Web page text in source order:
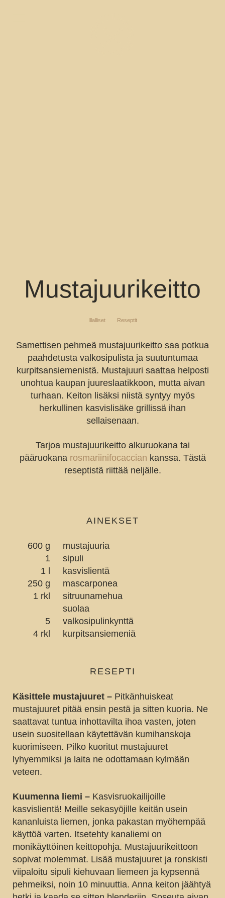
Mustajuuri­keitto
Illalliset Reseptit
Samettisen pehmeä mustajuurikeitto saa potkua
paahdetusta valkosipulista ja suutuntumaa
kurpitsansiemenistä. Mustajuuri saattaa helposti
unohtua kaupan juureslaatikkoon, mutta aivan
turhaan. Keiton lisäksi niistä syntyy myös
herkullinen kasvislisäke grillissä ihan
sellaisenaan.
Tarjoa mustajuurikeitto alkuruokana tai
pääruokana rosmariinifocaccian kanssa. Tästä
reseptistä riittää neljälle.
AINEKSET
600 g
mustajuuria
1
sipuli
1 l
kasvislientä
250 g
mascarponea
1 rkl
sitruunamehua
suolaa
5
valkosipulinkynttä
4 rkl
kurpitsansiemeniä
RESEPTI
Käsittele mustajuuret – Pitkänhuiskeat
mustajuuret pitää ensin pestä ja sitten kuoria. Ne
saattavat tuntua inhottavilta ihoa vasten, joten
usein suositellaan käytettävän kumihanskoja
kuorimiseen. Pilko kuoritut mustajuuret
lyhyemmiksi ja laita ne odottamaan kylmään
veteen.
Kuumenna liemi – Kasvisruokailijoille
kasvislientä! Meille sekasyöjille keitän usein
kananluista liemen, jonka pakastan myöhempää
käyttöä varten. Itsetehty kanaliemi on
monikäyttöinen keittopohja. Mustajuurikeittoon
sopivat molemmat. Lisää mustajuuret ja ronskisti
viipaloitu sipuli kiehuvaan liemeen ja kypsennä
pehmeiksi, noin 10 minuuttia. Anna keiton jäähtyä